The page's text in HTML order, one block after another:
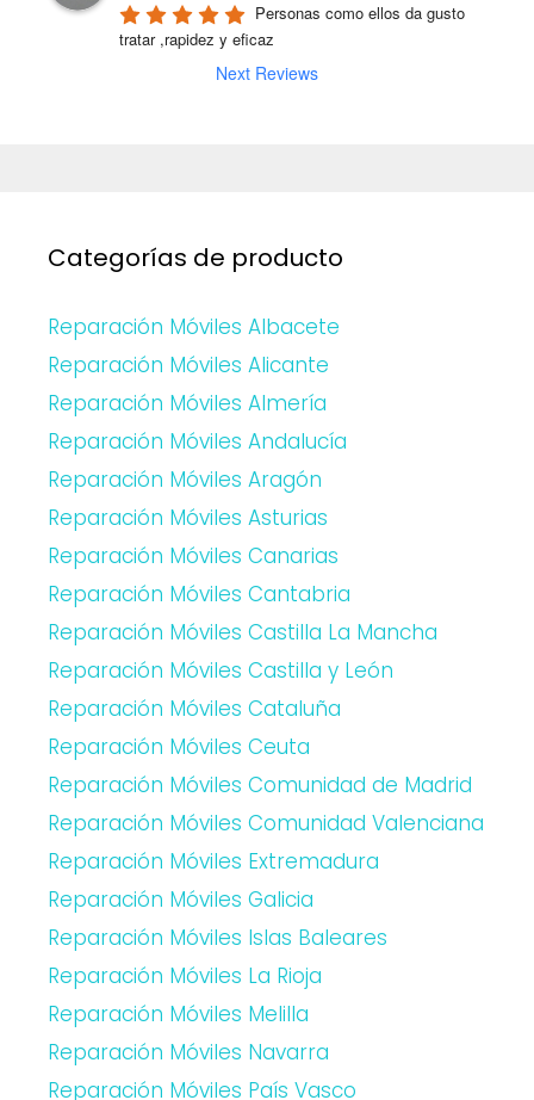
Personas como ellos da gusto
tratar ,rapidez y eficaz
Next Reviews
Categorías de producto
Reparación Móviles Albacete
Reparación Móviles Alicante
Reparación Móviles Almería
Reparación Móviles Andalucía
Reparación Móviles Aragón
Reparación Móviles Asturias
Reparación Móviles Canarias
Reparación Móviles Cantabria
Reparación Móviles Castilla La Mancha
Reparación Móviles Castilla y León
Reparación Móviles Cataluña
Reparación Móviles Ceuta
Reparación Móviles Comunidad de Madrid
Reparación Móviles Comunidad Valenciana
Reparación Móviles Extremadura
Reparación Móviles Galicia
Reparación Móviles Islas Baleares
Reparación Móviles La Rioja
Reparación Móviles Melilla
Reparación Móviles Navarra
Reparación Móviles País Vasco